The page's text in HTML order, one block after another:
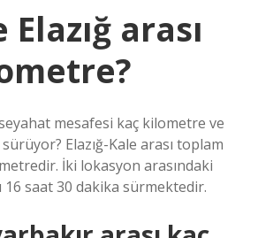
arası
seyahat mesafesi kaç kilometre ve
Elazığ-Kale arası toplam
İki lokasyon arasındaki
saat 30 dakika sürmektedir.